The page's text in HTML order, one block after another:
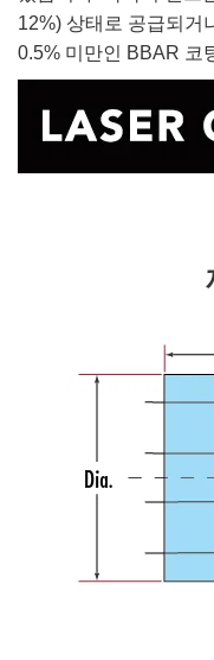
12%) 상태로 공급되거
0.5% 미만인 BBAR 코